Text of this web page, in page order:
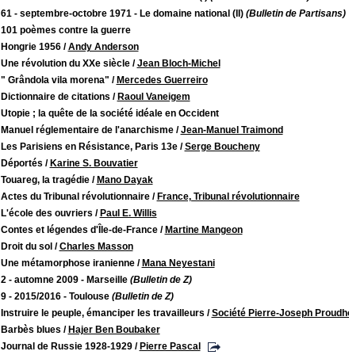
61 - septembre-octobre 1971 - Le domaine national (II)(Bulletin de Partisans)
101 poèmes contre la guerre
Hongrie 1956/Andy Anderson
Une révolution du XXe siècle/Jean Bloch-Michel
" Grândola vila morena" / Mercedes Guerreiro
Dictionnaire de citations / Raoul Vaneigem
Utopie ; la quête de la société idéale en Occident
Manuel réglementaire de l'anarchisme/Jean-Manuel Traimond
Les Parisiens en Résistance, Paris 13e/Serge Boucheny
Déportés / Karine S. Bouvatier
Touareg, la tragédie/ Mano Dayak
Actes du Tribunal révolutionnaire/ France, Tribunal révolutionnaire
L'école des ouvriers / Paul E. Willis
Contes et légendes d'Île-de-France/ Martine Mangeon
Droit du sol /Charles Masson
Une métamorphose iranienne/ Mana Neyestani
2 - automne 2009 - Marseille(Bulletin de Z)
9 - 2015/2016 - Toulouse(Bulletin de Z)
Instruire le peuple, émanciper les travailleurs /Société Pierre-Joseph
Barbès blues / Hajer Ben Boubaker
Journal de Russie 1928-1929/ Pierre Pascal